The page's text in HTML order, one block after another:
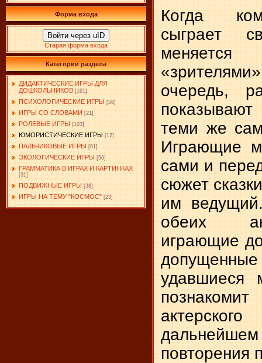
Форма входа
Войти через uID
Старая форма входа
Категории раздела
ДИДАКТИЧЕСКИЕ ИГРЫ ДЛЯ
ДОШКОЛЬНИКОВ [161]
ПСИХОЛОГИЧЕСКИЕ ИГРЫ [58]
ИГРЫ СО СЛОВАМИ [21]
РОЛЕВЫЕ ИГРЫ [103]
ЮМОРИСТИЧЕСКИЕ ИГРЫ [12]
ПАЛЬЧИКОВЫЕ ИГРЫ [61]
ЭКОЛОГИЧЕСКИЕ ИГРЫ [56]
ГРАММАТИКА В ИГРАХ И КАРТИНКАХ
[31]
ПОДВИЖНЫЕ ИГРЫ [38]
ИГРЫ НА ТЕМУ "КОСМОС" [23]
Когда
сыграет
очередь,
теми же
Играющие
сами и
сюжет
им
обеих
играющие
удавшиеся
повторения